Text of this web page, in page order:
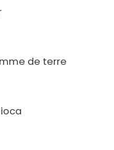
de terre